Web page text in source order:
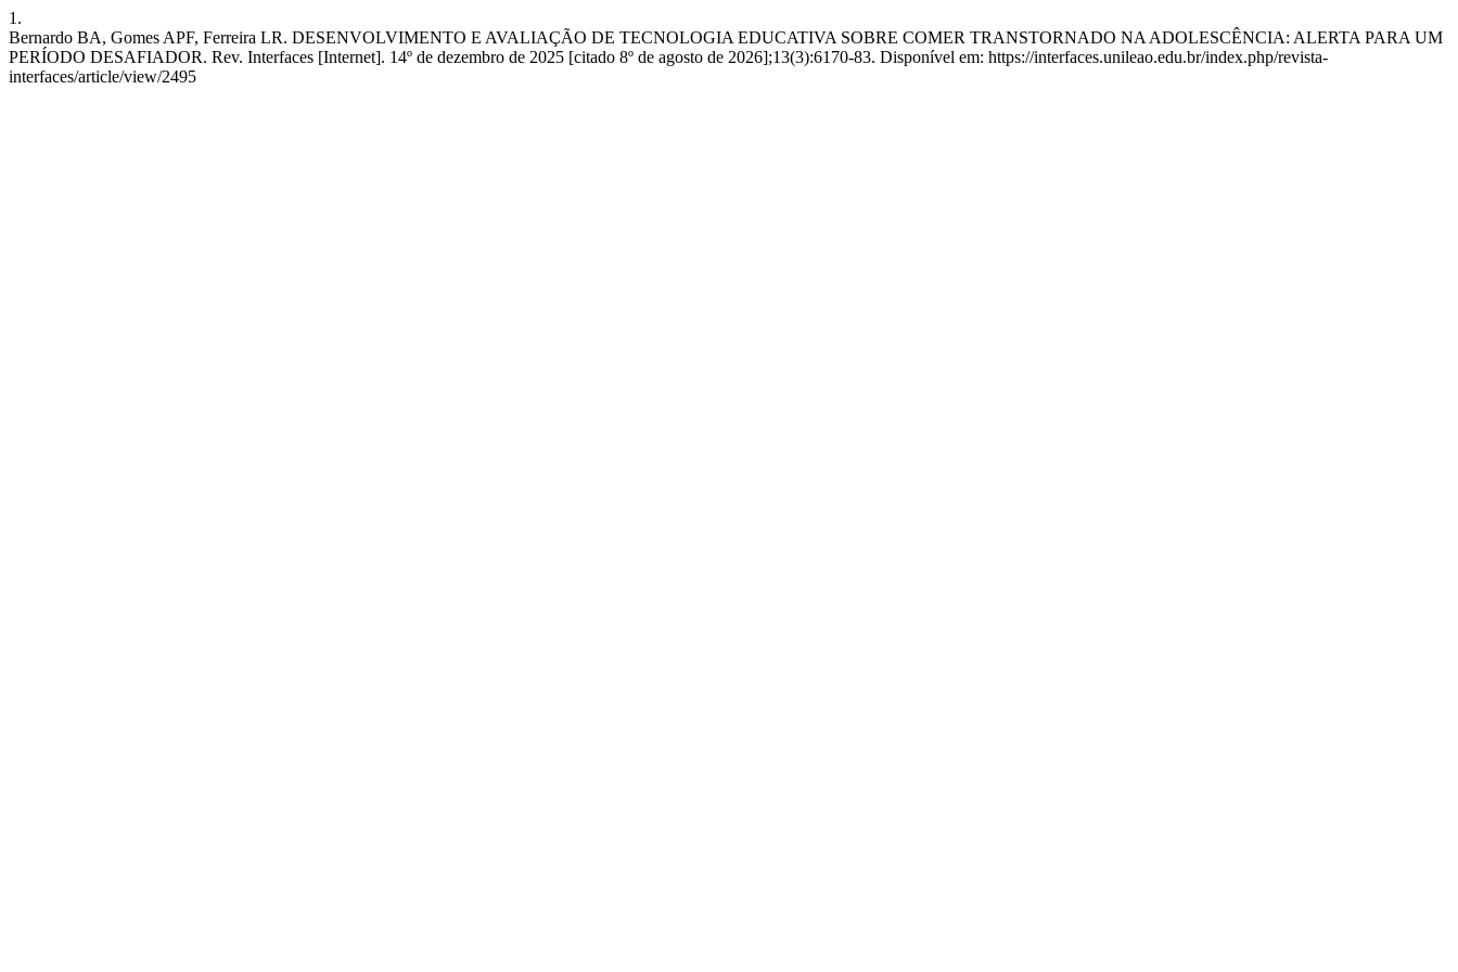
1.
Bernardo BA, Gomes APF, Ferreira LR. DESENVOLVIMENTO E AVALIAÇÃO DE TECNOLOGIA EDUCATIVA SOBRE COMER TRANSTORNADO NA ADOLESCÊNCIA: ALERTA PARA UM
PERÍODO DESAFIADOR. Rev. Interfaces [Internet]. 14º de dezembro de 2025 [citado 8º de agosto de 2026];13(3):6170-83. Disponível em: https://interfaces.unileao.edu.br/index.php/revista-
interfaces/article/view/2495